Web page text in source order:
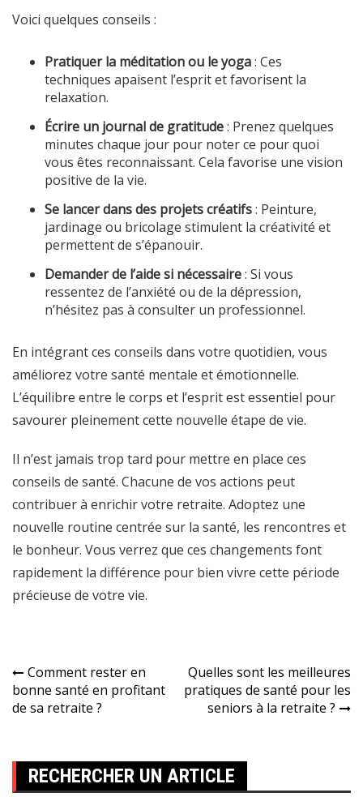
Voici quelques conseils :
Pratiquer la méditation ou le yoga: Ces
techniques apaisent l’esprit et favorisent la
relaxation.
Écrire un journal de gratitude: Prenez quelques
minutes chaque jour pour noter ce pour quoi
vous êtes reconnaissant. Cela favorise une vision
positive de la vie.
Se lancer dans des projets créatifs: Peinture,
jardinage ou bricolage stimulent la créativité et
permettent de s’épanouir.
Demander de l’aide si nécessaire: Si vous
ressentez de l’anxiété ou de la dépression,
n’hésitez pas à consulter un professionnel.
En intégrant ces conseils dans votre quotidien, vous
améliorez votre santé mentale et émotionnelle.
L’équilibre entre le corps et l’esprit est essentiel pour
savourer pleinement cette nouvelle étape de vie.
Il n’est jamais trop tard pour mettre en place ces
conseils de santé. Chacune de vos actions peut
contribuer à enrichir votre retraite. Adoptez une
nouvelle routine centrée sur la santé, les rencontres et
le bonheur. Vous verrez que ces changements font
rapidement la différence pour bien vivre cette période
précieuse de votre vie.
Navigation
de
Comment rester en
bonne santé en profitant
de sa retraite ?
Quelles sont les meilleures
pratiques de santé pour les
seniors à la retraite ?
RECHERCHER UN ARTICLE